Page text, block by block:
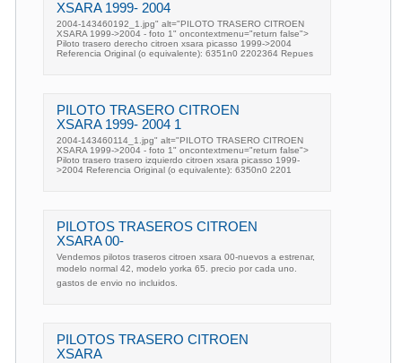
XSARA 1999- 2004
2004-143460192_1.jpg" alt="PILOTO TRASERO CITROEN
XSARA 1999->2004 - foto 1" oncontextmenu="return false">
Piloto trasero derecho citroen xsara picasso 1999->2004
Referencia Original (o equivalente): 6351n0 2202364 Repues
PILOTO TRASERO CITROEN
XSARA 1999- 2004 1
2004-143460114_1.jpg" alt="PILOTO TRASERO CITROEN
XSARA 1999->2004 - foto 1" oncontextmenu="return false">
Piloto trasero trasero izquierdo citroen xsara picasso 1999-
>2004 Referencia Original (o equivalente): 6350n0 2201
PILOTOS TRASEROS CITROEN
XSARA 00-
Vendemos pilotos traseros citroen xsara 00-nuevos a estrenar,
modelo normal 42, modelo yorka 65. precio por cada uno.
gastos de envio no incluidos.
PILOTOS TRASERO CITROEN
XSARA